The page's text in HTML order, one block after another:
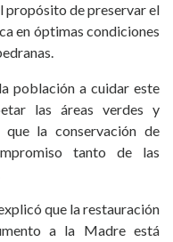
propósito de preservar el
en óptimas condiciones
población a cuidar este
las áreas verdes y
que la conservación de
tanto de las
que la restauración
a la Madre está